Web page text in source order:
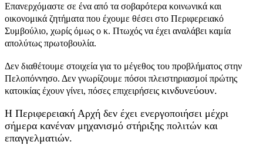
Επανερχόμαστε σε ένα από τα σοβαρότερα κοινωνικά και
οικονομικά ζητήματα που έχουμε θέσει στο Περιφερειακό
Συμβούλιο, χωρίς όμως ο κ. Πτωχός να έχει αναλάβει καμία
απολύτως πρωτοβουλία.
Δεν διαθέτουμε στοιχεία για το μέγεθος του προβλήματος στην
Πελοπόννησο. Δεν γνωρίζουμε πόσοι πλειστηριασμοί πρώτης
κατοικίας έχουν γίνει, πόσες επιχειρήσεις κινδυνεύουν.
Η Περιφερειακή Αρχή δεν έχει ενεργοποιήσει μέχρι
σήμερα κανέναν μηχανισμό στήριξης πολιτών και
επαγγελματιών.